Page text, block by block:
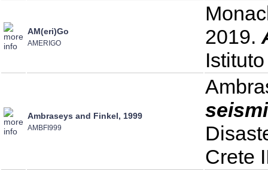
AM(eri)Go
AMERIGO
2019.
Ambraseys and Finkel, 1999
AMBFI999
Crete